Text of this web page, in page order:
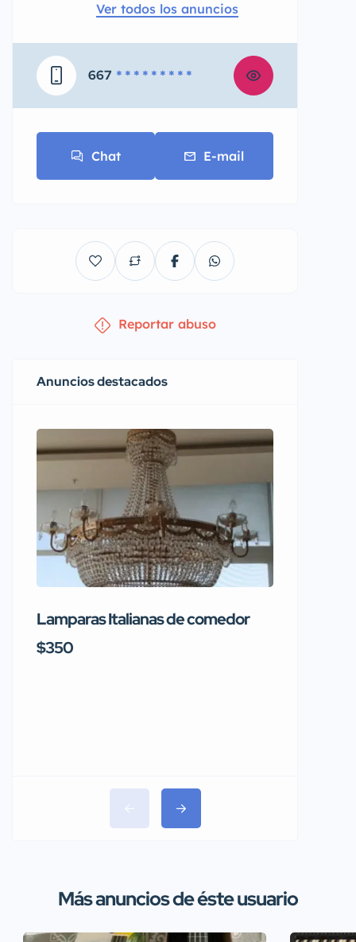
Ver todos los anuncios
667 * * * * * * * * *
Chat E-mail
Reportar abuso
Anuncios destacados
Lamparas Italianas de comedor
$350
Más anuncios de éste usuario